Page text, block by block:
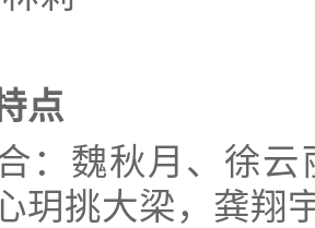
点
：魏秋月、徐
玥挑大梁，龚翔